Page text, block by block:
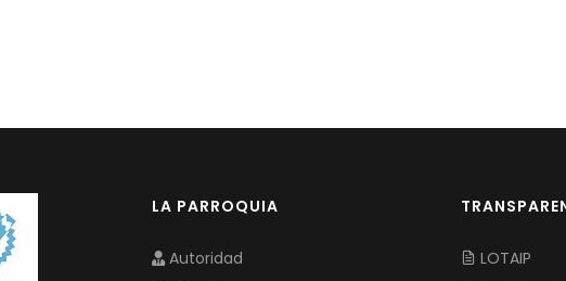
LA PARROQUIA
Autoridad
LOTAIP